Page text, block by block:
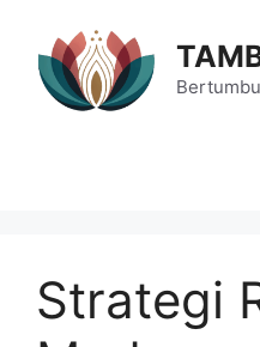
Strategi